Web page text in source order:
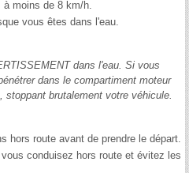
moins de 8 km/h.
vous êtes dans l'eau.
dans l'eau. Si vous
dans le compartiment moteur
brutalement votre véhicule.
hors route avant de prendre le départ.
conduisez hors route et évitez les